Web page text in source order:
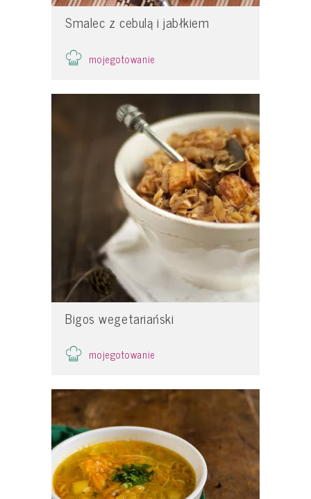
Smalec z cebulą i jabłkiem
mojegotowanie
Bigos wegetariański
mojegotowanie